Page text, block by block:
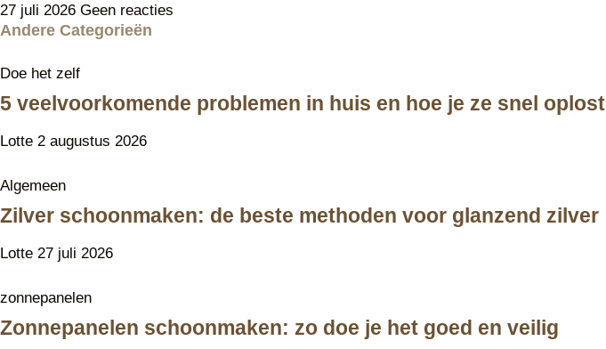
27 juli 2026 Geen reacties
Andere Categorieën
Doe het zelf
5 veelvoorkomende problemen in huis en hoe je ze snel oplost
Lotte 2 augustus 2026
Algemeen
Zilver schoonmaken: de beste methoden voor glanzend zilver
Lotte 27 juli 2026
zonnepanelen
Zonnepanelen schoonmaken: zo doe je het goed en veilig